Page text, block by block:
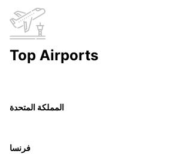
Top Airports
المملكة المتحدة
فرنسا